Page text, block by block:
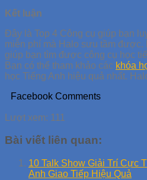
Kết luận
Đây là Top 4 Công cụ giúp bạn
miễn phí mà Halo sưu tầm được.
giúp bạn tìm được công cụ học
Bạn có thể tham khảo các khóa
học Tiếng Anh hiệu quả nhất.
Facebook Comments
Lượt xem: 111
Bài viết liên quan:
10 Talk Show Giải Trí Cực
Anh Giao Tiếp Hiệu Quả